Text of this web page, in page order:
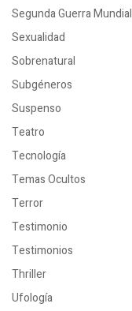
Segunda Guerra Mundial
Sexualidad
Sobrenatural
Subgéneros
Suspenso
Teatro
Tecnología
Temas Ocultos
Terror
Testimonio
Testimonios
Thriller
Ufología